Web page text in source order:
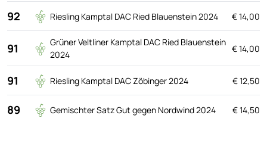
92 Riesling Kamptal DAC Ried Blauenstein 2024 € 14,00
91
Grüner Veltliner Kamptal DAC Ried Blauenstein
2024
€ 14,00
91 Riesling Kamptal DAC Zöbinger 2024 € 12,50
89 Gemischter Satz Gut gegen Nordwind 2024 € 14,50